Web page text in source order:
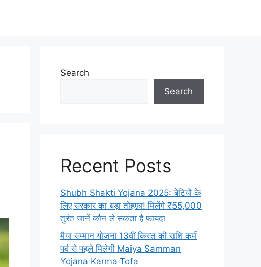
Search
Search
Recent Posts
Shubh Shakti Yojana 2025: बेटियों के
लिए सरकार का बड़ा तोहफ़ा! मिलेंगे ₹55,000
तुरंत जानें कौन ले सकता है फायदा
मैया सम्मान योजना 13वीं किस्त की राशि कर्म
पर्व से पहले मिलेगी Maiya Samman
Yojana Karma Tofa